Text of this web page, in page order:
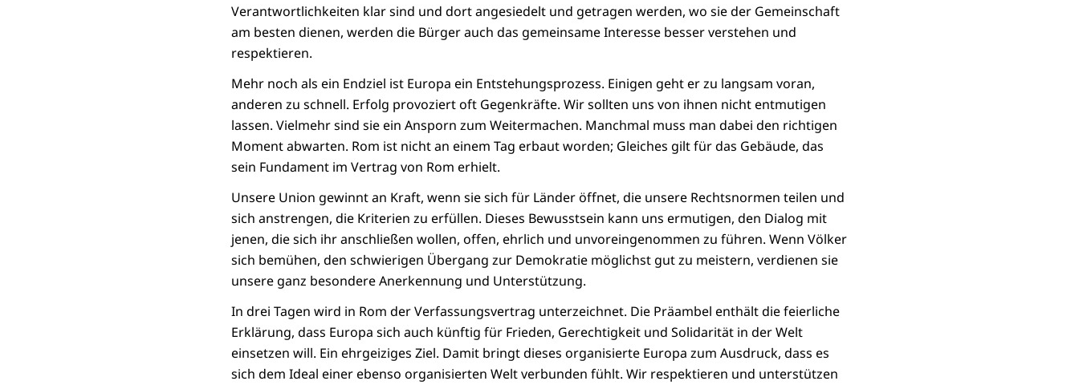
Verantwortlichkeiten klar sind und dort angesiedelt und getragen werden, wo sie der Gemeinschaft
am besten dienen, werden die Bürger auch das gemeinsame Interesse besser verstehen und
respektieren.
Mehr noch als ein Endziel ist Europa ein Entstehungsprozess. Einigen geht er zu langsam voran,
anderen zu schnell. Erfolg provoziert oft Gegenkräfte. Wir sollten uns von ihnen nicht entmutigen
lassen. Vielmehr sind sie ein Ansporn zum Weitermachen. Manchmal muss man dabei den richtigen
Moment abwarten. Rom ist nicht an einem Tag erbaut worden; Gleiches gilt für das Gebäude, das
sein Fundament im Vertrag von Rom erhielt.
Unsere Union gewinnt an Kraft, wenn sie sich für Länder öffnet, die unsere Rechtsnormen teilen und
sich anstrengen, die Kriterien zu erfüllen. Dieses Bewusstsein kann uns ermutigen, den Dialog mit
jenen, die sich ihr anschließen wollen, offen, ehrlich und unvoreingenommen zu führen. Wenn Völker
sich bemühen, den schwierigen Übergang zur Demokratie möglichst gut zu meistern, verdienen sie
unsere ganz besondere Anerkennung und Unterstützung.
In drei Tagen wird in Rom der Verfassungsvertrag unterzeichnet. Die Präambel enthält die feierliche
Erklärung, dass Europa sich auch künftig für Frieden, Gerechtigkeit und Solidarität in der Welt
einsetzen will. Ein ehrgeiziges Ziel. Damit bringt dieses organisierte Europa zum Ausdruck, dass es
sich dem Ideal einer ebenso organisierten Welt verbunden fühlt. Wir respektieren und unterstützen